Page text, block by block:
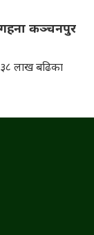
कञ्चनपुर
३८ लाख बढिका